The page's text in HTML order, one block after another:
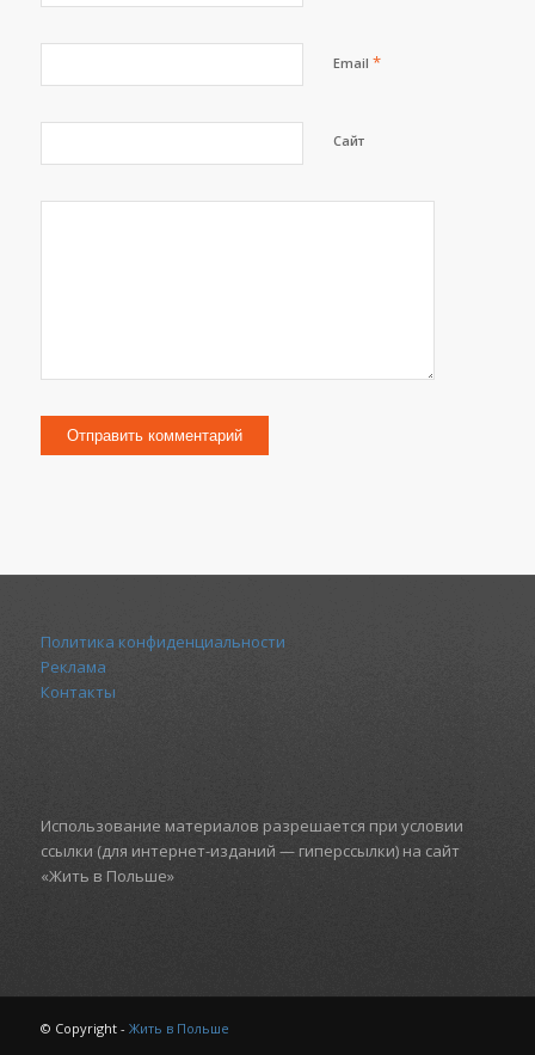
Email *
Сайт
Политика конфиденциальности
Реклама
Контакты
Использование материалов разрешается при условии
ссылки (для интернет-изданий — гиперссылки) на сайт
«Жить в Польше»
© Copyright - Жить в Польше